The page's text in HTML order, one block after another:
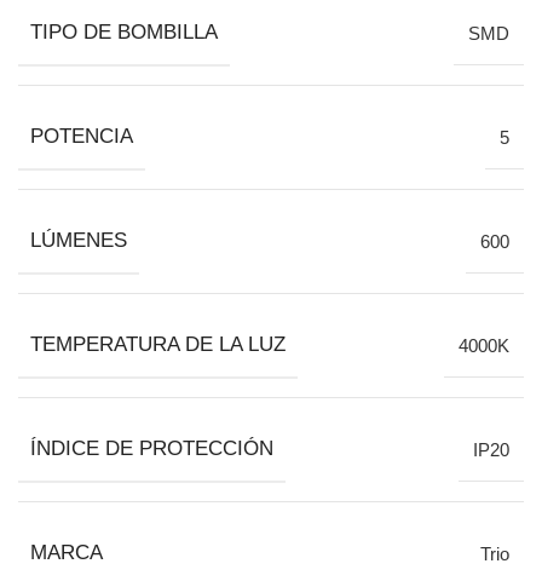
TIPO DE BOMBILLA SMD
POTENCIA 5
LÚMENES 600
TEMPERATURA DE LA LUZ 4000K
ÍNDICE DE PROTECCIÓN IP20
MARCA Trio